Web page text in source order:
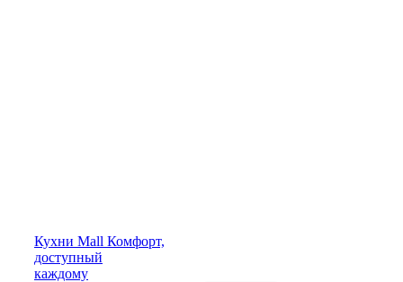
Кухни Mall Комфорт,
доступный
каждому